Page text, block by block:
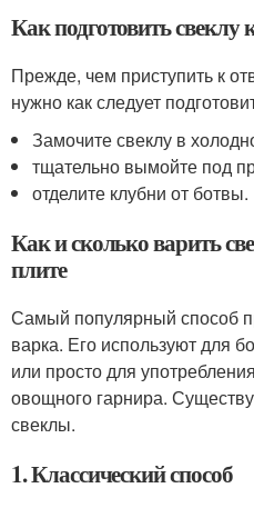
Как подготовить свеклу
Прежде, чем приступить к
нужно как следует
Замочите свеклу в
тщательно вымойте под
отделите клубни от ботвы.
Как и сколько варить
плите
Самый популярный способ
варка. Его используют для
или просто для
овощного гарнира.
свеклы.
1. Классический способ